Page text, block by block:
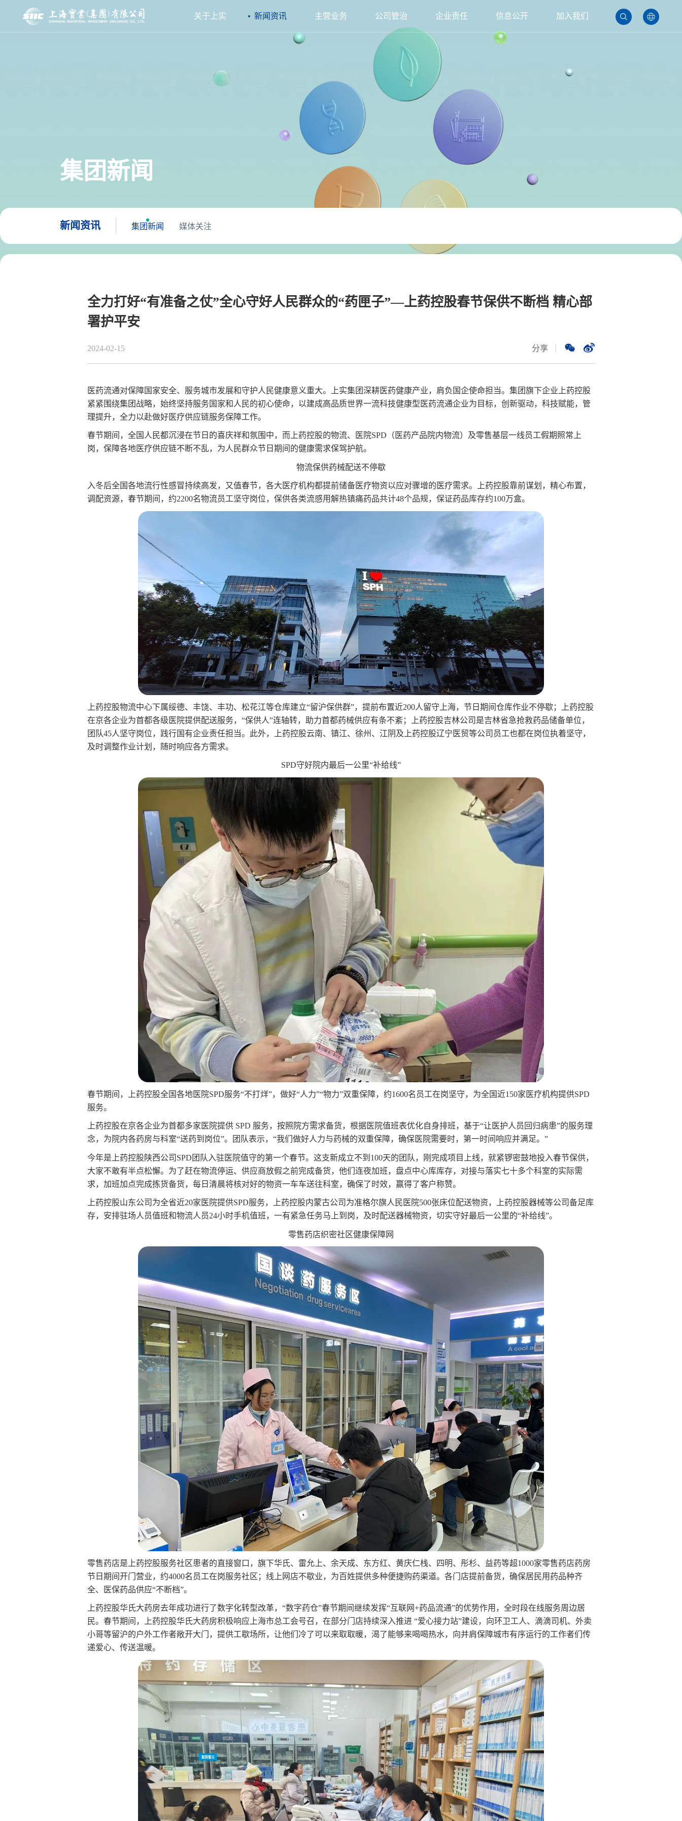
关于上实 新闻资讯 主营业务 公司管治 企业责任 信息公开 加入我们
集团新闻
新闻资讯 集团新闻 媒体关注
全力打好“有准备之仗”全心守好人民群众的“药匣子”—上药控股春节保供不断档 精心部
署护平安
2024-02-15 分享
医药流通对保障国家安全、服务城市发展和守护人民健康意义重大。上实集团深耕医药健康产业，肩负国企使命担当。集团旗下企业上药控股
紧紧围绕集团战略，始终坚持服务国家和人民的初心使命，以建成高品质世界一流科技健康型医药流通企业为目标，创新驱动，科技赋能，管
理提升，全力以赴做好医疗供应链服务保障工作。
春节期间，全国人民都沉浸在节日的喜庆祥和氛围中，而上药控股的物流、医院SPD（医药产品院内物流）及零售基层一线员工假期照常上
岗，保障各地医疗供应链不断不乱，为人民群众节日期间的健康需求保驾护航。
物流保供药械配送不停歇
入冬后全国各地流行性感冒持续高发，又值春节，各大医疗机构都提前储备医疗物资以应对骤增的医疗需求。上药控股靠前谋划，精心布置，
调配资源，春节期间，约2200名物流员工坚守岗位，保供各类流感用解热镇痛药品共计48个品规，保证药品库存约100万盒。
上药控股物流中心下属绥德、丰饶、丰功、松花江等仓库建立“留沪保供群”，提前布置近200人留守上海，节日期间仓库作业不停歇；上药控股
在京各企业为首都各级医院提供配送服务，“保供人”连轴转，助力首都药械供应有条不紊；上药控股吉林公司是吉林省急抢救药品储备单位，
团队45人坚守岗位，践行国有企业责任担当。此外，上药控股云南、镇江、徐州、江阴及上药控股辽宁医贸等公司员工也都在岗位执着坚守，
及时调整作业计划，随时响应各方需求。
SPD守好院内最后一公里“补给线”
春节期间，上药控股全国各地医院SPD服务“不打烊”，做好“人力”“物力”双重保障，约1600名员工在岗坚守，为全国近150家医疗机构提供SPD
服务。
上药控股在京各企业为首都多家医院提供 SPD 服务，按照院方需求备货，根据医院值班表优化自身排班，基于“让医护人员回归病患”的服务理
念，为院内各药房与科室“送药到岗位”。团队表示，“我们做好人力与药械的双重保障，确保医院需要时，第一时间响应并满足。”
今年是上药控股陕西公司SPD团队入驻医院值守的第一个春节。这支新成立不到100天的团队，刚完成项目上线，就紧锣密鼓地投入春节保供，
大家不敢有半点松懈。为了赶在物流停运、供应商放假之前完成备货，他们连夜加班，盘点中心库库存，对接与落实七十多个科室的实际需
求，加班加点完成拣货备货，每日清晨将核对好的物资一车车送往科室，确保了时效，赢得了客户称赞。
上药控股山东公司为全省近20家医院提供SPD服务，上药控股内蒙古公司为准格尔旗人民医院500张床位配送物资，上药控股器械等公司备足库
存，安排驻场人员值班和物流人员24小时手机值班，一有紧急任务马上到岗，及时配送器械物资，切实守好最后一公里的“补给线”。
零售药店织密社区健康保障网
零售药店是上药控股服务社区患者的直接窗口，旗下华氏、雷允上、余天成、东方红、黄庆仁栈、四明、彤杉、益药等超1000家零售药店药房
节日期间开门营业，约4000名员工在岗服务社区；线上网店不歇业，为百姓提供多种便捷购药渠道。各门店提前备货，确保居民用药品种齐
全、医保药品供应“不断档”。
上药控股华氏大药房去年成功进行了数字化转型改革，“数字药仓”春节期间继续发挥“互联网+药品流通”的优势作用，全时段在线服务周边居
民。春节期间，上药控股华氏大药房积极响应上海市总工会号召，在部分门店持续深入推进 “爱心接力站”建设，向环卫工人、滴滴司机、外卖
小哥等留沪的户外工作者敞开大门，提供工歇场所，让他们冷了可以来取取暖，渴了能够来喝喝热水，向并肩保障城市有序运行的工作者们传
递爱心、传送温暖。